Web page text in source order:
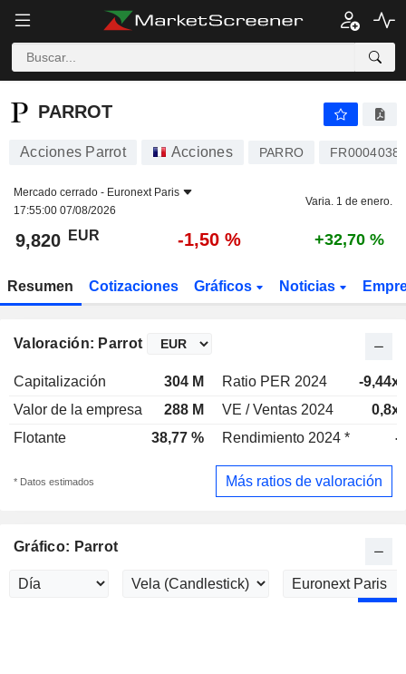
PARROT
PARROT
Acciones Parrot Acciones PARRO
Mercado cerrado - Euronext Paris
17:55:00 07/08/2026
Varia. 1 de enero.
9,820 EUR -1,50 % +32,70 %
Resumen Cotizaciones Gráficos Noticias
Valoración: Parrot
Capitalización 304 M Ratio PER 2024
-9,44x
Valor de la empresa
288 M VE / Ventas 2024
0,8x
Flotante
38,77 % Rendimiento 2024 * -
* Datos estimados Más ratios de valoración
Gráfico: Parrot